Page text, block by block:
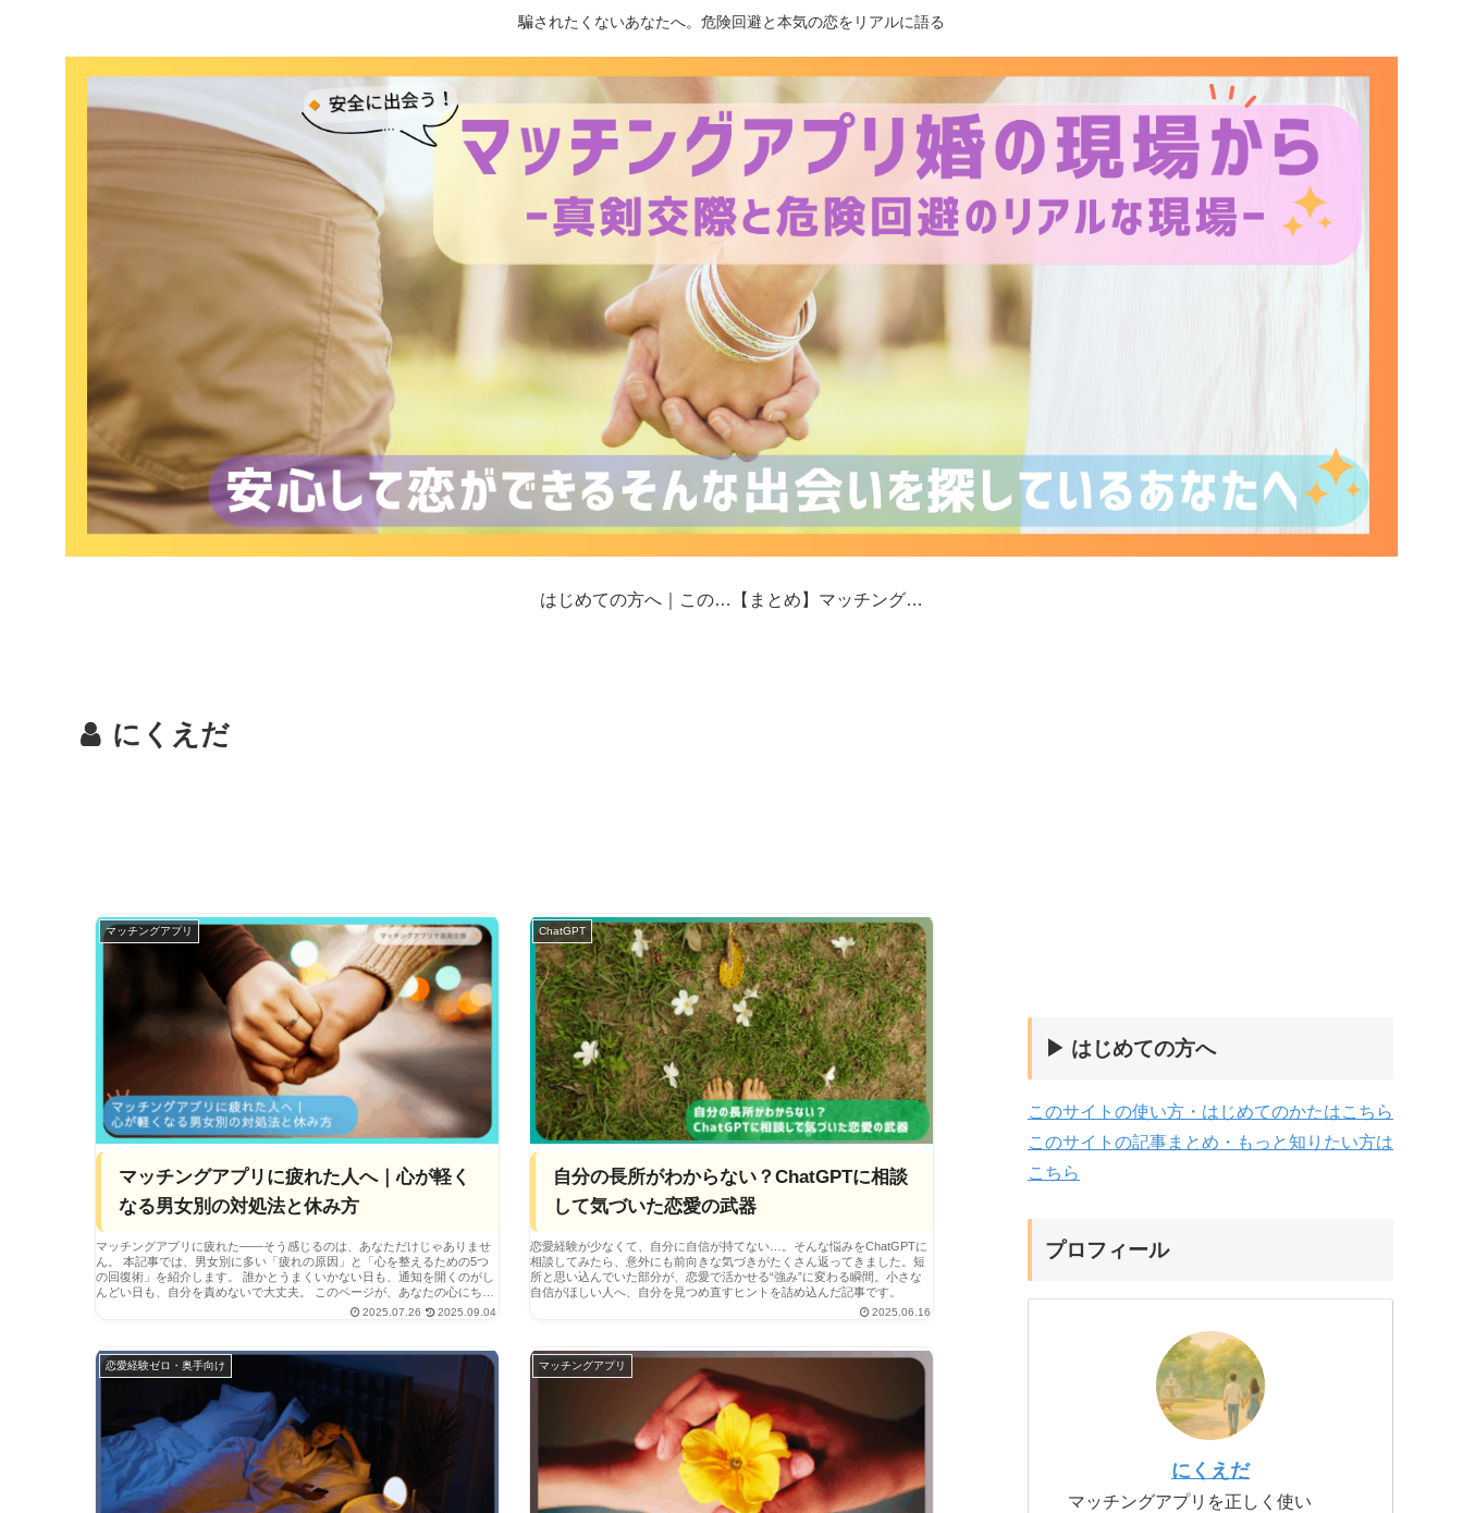
騙されたくないあなたへ。危険回避と本気の恋をリアルに語る
はじめての方へ｜このサイトの歩き方 【まとめ】マッチングアプリ婚の現場から｜真剣交際と危険回避のリアルの現場
にくえだ
マッチングアプリ
マッチングアプリに疲れた人へ｜心が軽く
なる男女別の対処法と休み方
マッチングアプリに疲れた――そう感じるのは、あなただけじゃありませ
ん。 本記事では、男女別に多い「疲れの原因」と「心を整えるための5つ
の回復術」を紹介します。 誰かとうまくいかない日も、通知を開くのがし
んどい日も、自分を責めないで大丈夫。 このページが、あなたの心にちょ
っとだけ余白を作れるきっかけになりますように。2025.07.26 2025.09.04
ChatGPT
自分の長所がわからない？ChatGPTに相談
して気づいた恋愛の武器
恋愛経験が少なくて、自分に自信が持てない…。そんな悩みをChatGPTに
相談してみたら、意外にも前向きな気づきがたくさん返ってきました。短
所と思い込んでいた部分が、恋愛で活かせる“強み”に変わる瞬間。小さな
自信がほしい人へ、自分を見つめ直すヒントを詰め込んだ記事です。
2025.06.16
恋愛経験ゼロ・奥手向け マッチングアプリ
▶ はじめての方へ
このサイトの使い方・はじめてのかたはこちら
このサイトの記事まとめ・もっと知りたい方は
こちら
プロフィール
にくえだ
マッチングアプリを正しく使い